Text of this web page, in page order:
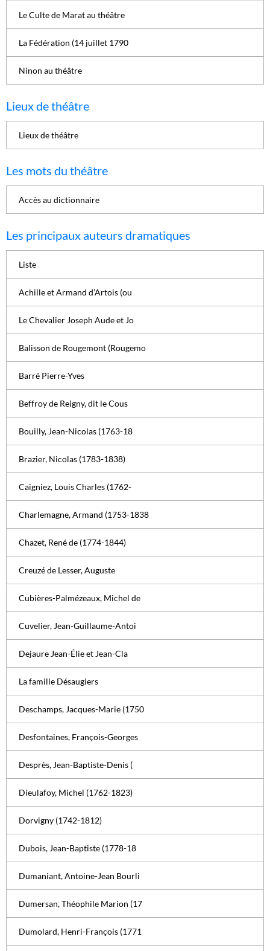
Le Culte de Marat au théâtre
La Fédération (14 juillet 1790
Ninon au théâtre
Lieux de théâtre
Lieux de théâtre
Les mots du théâtre
Accès au dictionnaire
Les principaux auteurs dramatiques
Liste
Achille et Armand d’Artois (ou
Le Chevalier Joseph Aude et Jo
Balisson de Rougemont (Rougemo
Barré Pierre-Yves
Beffroy de Reigny, dit le Cous
Bouilly, Jean-Nicolas (1763-18
Brazier, Nicolas (1783-1838)
Caigniez, Louis Charles (1762-
Charlemagne, Armand (1753-1838
Chazet, René de (1774-1844)
Creuzé de Lesser, Auguste
Cubières-Palmézeaux, Michel de
Cuvelier, Jean-Guillaume-Antoi
Dejaure Jean-Élie et Jean-Cla
La famille Désaugiers
Deschamps, Jacques-Marie (1750
Desfontaines, François-Georges
Desprès, Jean-Baptiste-Denis (
Dieulafoy, Michel (1762-1823)
Dorvigny (1742-1812)
Dubois, Jean-Baptiste (1778-18
Dumaniant, Antoine-Jean Bourli
Dumersan, Théophile Marion (17
Dumolard, Henri-François (1771